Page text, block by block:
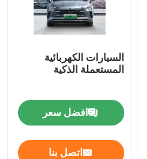
السيارات الكهربائية
المستعملة الذكية
افضل سعر
اتصل بنا